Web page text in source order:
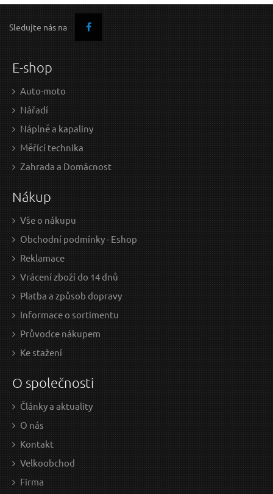
Sledujte nás na
E-shop
Auto-moto
Nářadí
Náplně a kapaliny
Měřící technika
Zahrada a Domácnost
Nákup
Vše o nákupu
Obchodní podmínky - Eshop
Reklamace
Vrácení zboží do 14 dnů
Platba a způsob dopravy
Informace o sortimentu
Průvodce nákupem
Ke stažení
O společnosti
Články a aktuality
O nás
Kontakt
Velkoobchod
Firma